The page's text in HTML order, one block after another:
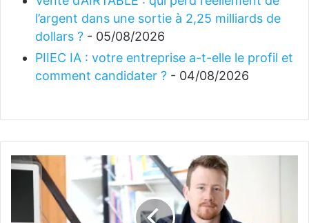
l’argent dans une sortie à 2,25 milliards de
dollars ? - 05/08/2026
PIIEC IA : votre entreprise a-t-elle le profil et
comment candidater ? - 04/08/2026